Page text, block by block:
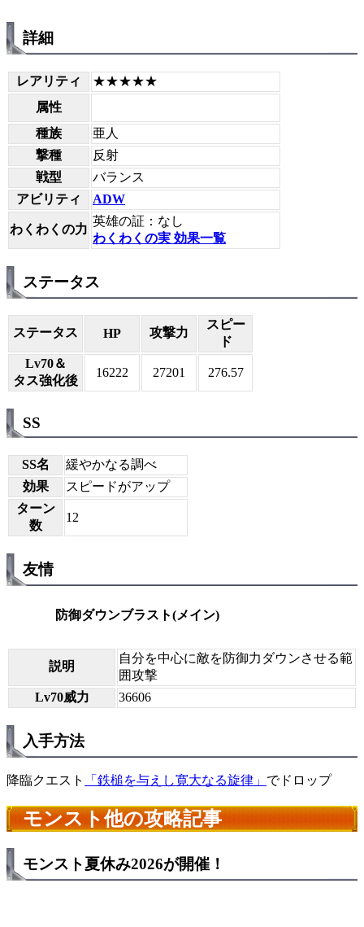
詳細
レアリティ
★★★★★
属性
種族
亜人
撃種
反射
戦型
バランス
アビリティ
ADW
わくわくの力
英雄の証：なし
わくわくの実 効果一覧
ステータス
ステータス HP 攻撃力
スピー
ド
Lv70＆
タス強化後
16222 27201 276.57
SS
SS名
緩やかなる調べ
効果
スピードがアップ
ターン
数
12
友情
防御ダウンブラスト(メイン)
説明
自分を中心に敵を防御力ダウンさせる範
囲攻撃
Lv70威力
36606
入手方法
降臨クエスト 「鉄槌を与えし寛大なる旋律」 でドロップ
モンスト他の攻略記事
モンスト夏休み2026が開催！